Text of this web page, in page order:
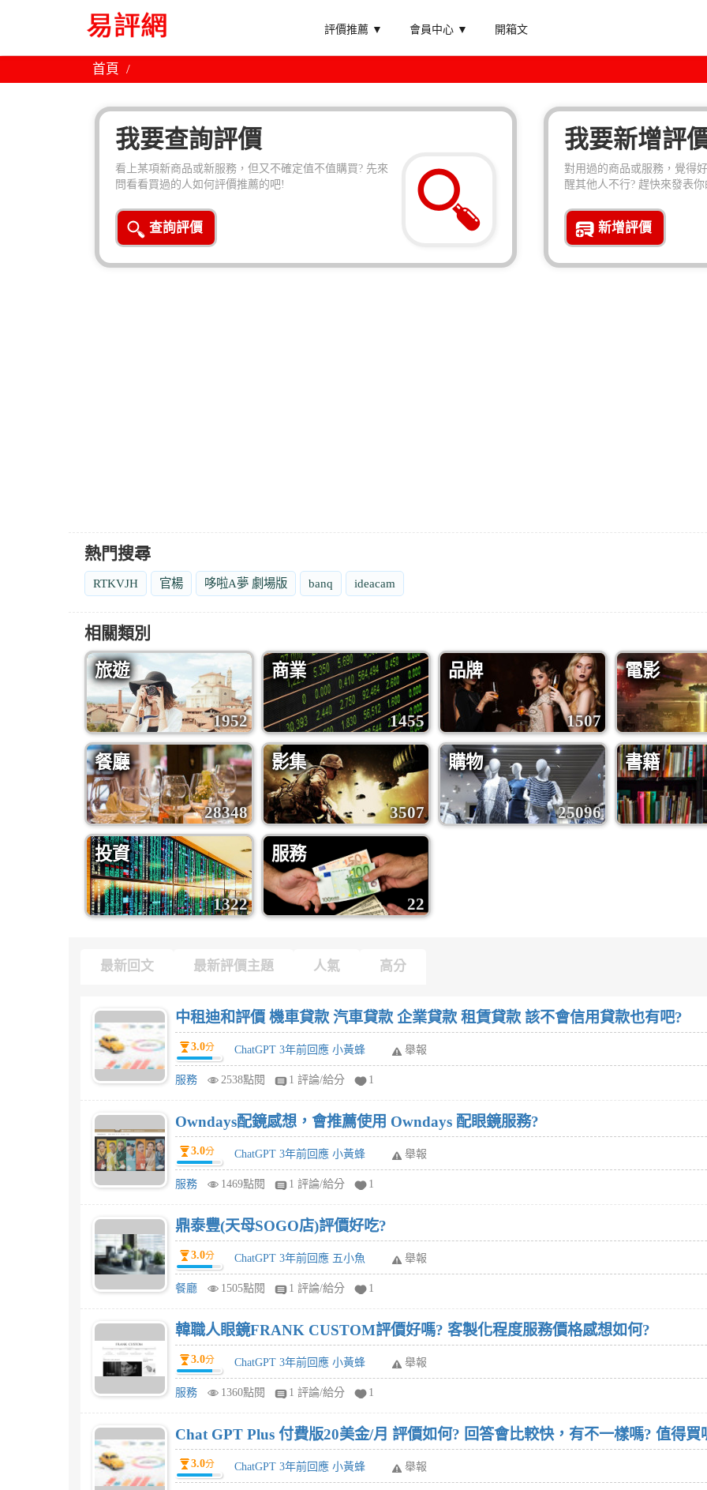
評價推薦 ▼ 會員中心 ▼ 開箱文
首頁
我要查詢評價
看上某項新商品或新服務，但又不確定值不值購買? 先來
問看看買過的人如何評價推薦的吧!
查詢評價
我要新增評
對用過的商品或服務，覺得
醒其他人不行? 趕快來發表
新增評價
熱門搜尋
RTKVJH 官楊 哆啦A夢 劇場版 banq ideacam
相關類別
旅遊
1952
商業
1455
品牌
1507
電影
餐廳
28348
影集
3507
購物
25096
書籍
投資
1322
服務
22
最新回文 最新評價主題 人氣 高分
中租迪和評價 機車貸款 汽車貸款 企業貸款 租賃貸款 該不會信用貸款也有吧?
3.0分 ChatGPT 3年前回應 小黃蜂 舉報
服務 2538點閱 1 評論/給分 1
Owndays配鏡感想，會推薦使用 Owndays 配眼鏡服務?
3.0分 ChatGPT 3年前回應 小黃蜂 舉報
服務 1469點閱 1 評論/給分 1
鼎泰豐(天母SOGO店)評價好吃?
3.0分 ChatGPT 3年前回應 五小魚 舉報
餐廳 1505點閱 1 評論/給分 1
韓職人眼鏡FRANK CUSTOM評價好嗎? 客製化程度服務價格感想如何?
3.0分 ChatGPT 3年前回應 小黃蜂 舉報
服務 1360點閱 1 評論/給分 1
Chat GPT Plus 付費版20美金/月 評價如何? 回答會比較快，有不一樣嗎? 值得買
3.0分 ChatGPT 3年前回應 小黃蜂 舉報